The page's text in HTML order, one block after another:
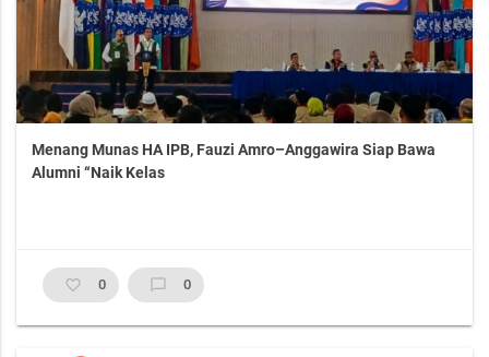
Menang Munas HA IPB, Fauzi Amro–Anggawira Siap Bawa
Alumni “Naik Kelas
favorite_border 0 chat_bubble_outline 0